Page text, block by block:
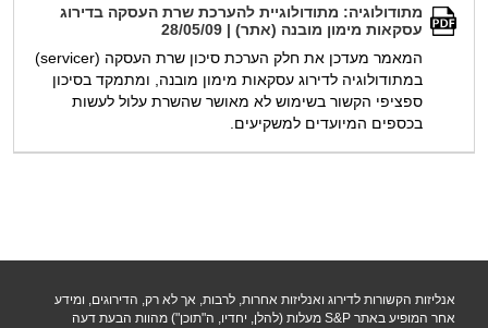
מתודולוגיה: מתודולוגיית להערכת שרת העסקה בדירוג
עסקאות מימון מובנה (אתר) | 28/05/09
המאמר מעדכן את חלק הערכת סיכון שרת העסקה (servicer)
במתודולוגיה לדירוג עסקאות מימון מובנה, ומתמקד בסיכון
ספציפי הקשור בשימוש לא מאושר שהשרת עלול לעשות
בכספים המיועדים למשקיעים.
אנליזות הקשורות לדירוג ואנליזות אחרות, לרבות, אך לא רק, הדירוגים, ומידע
אחר המופיע באתר S&P מעלות (להלן, יחדיו, ה"תוכן") מהוות הבעת דעה